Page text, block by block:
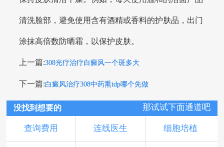
清洗脸部，避免使用含有酒精或香料的护肤品，出门
涂抹高倍数防晒霜，以保护皮肤。
上一篇:308光疗治疗白癜风一个斑多大
下一篇:白癜风治疗308中药熏tdp哪个先做
没找到想要的 那试试下面通道吧
查询费用 连线医生 细胞培植